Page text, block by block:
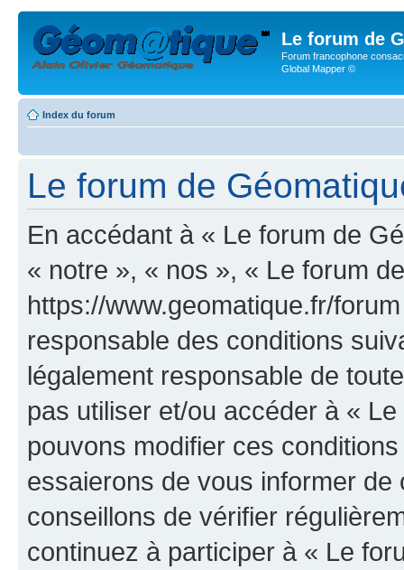
Le forum de
Forum francophone
Global Mapper ©
Index du forum
Le forum de
En accédant à « Le forum de
« notre », « nos », « Le forum
https://www.geomatique.fr/
responsable des conditions
légalement responsable de
pas utiliser et/ou accéder à «
pouvons modifier ces
essaierons de vous informer
conseillons de vérifier
continuez à participer à « Le